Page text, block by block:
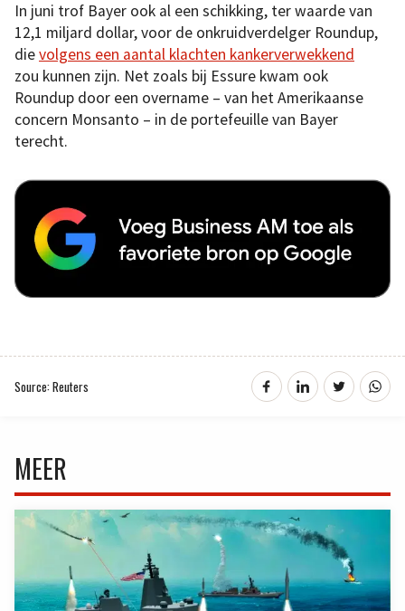
In juni trof Bayer ook al een schikking, ter waarde van
12,1 miljard dollar, voor de onkruidverdelger Roundup,
dievolgens een aantal klachten kankerverwekkend
zou kunnen zijn. Net zoals bij Essure kwam ook
Roundup door een overname – van het Amerikaanse
concern Monsanto – in de portefeuille van Bayer
terecht.
Source: Reuters
MEER